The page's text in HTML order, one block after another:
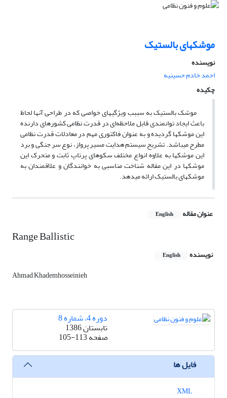
موشکهای بالستیک
نویسنده
احمد خادم حسینیه
چکیده
موشک بالستیک به سببب ویژگیهای خواصی که در طراحی آنها لحاظ
باعث ایجاد توانمندی قابل ملاحظه‌ای در قدرت نظامی کشورهای دارنده
این موشکها گردیده و به عنوان فاکتوری مهم در معادلات قدرت نظامی
مطرح میباشد. تشریح سیستم هدایت مسیر پرواز،‌ نوع سر جنگی و برد
این موشکها به علاوه انواع مختلف سکوهای پرتاپ ثابت و متحرک این
موشکها در این مقاله شناخت مناسبی به خوانندگان و علاقمندان به
موشکهای بالستیک ارائه میدهد.
عنوان مقاله English
Range Ballistic
نویسنده English
Ahmad Khademhosseinieh
دوره 4، شماره 8
تابستان 1386
صفحه105-113
فایل ها